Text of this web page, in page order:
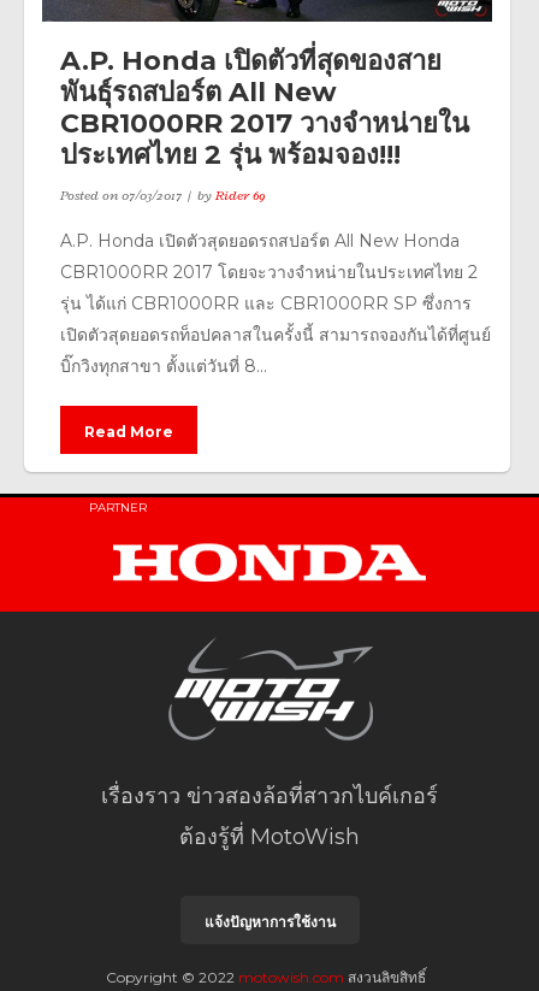
A.P. Honda เปิดตัวที่สุดของสาย
พันธุ์รถสปอร์ต All New
CBR1000RR 2017 วางจำหน่ายใน
ประเทศไทย 2 รุ่น พร้อมจอง!!!
Posted on07/03/2017 byRider 69
A.P. Honda เปิดตัวสุดยอดรถสปอร์ต All New Honda
CBR1000RR 2017 โดยจะวางจำหน่ายในประเทศไทย 2
รุ่น ได้แก่ CBR1000RR และ CBR1000RR SP ซึ่งการ
เปิดตัวสุดยอดรถท็อปคลาสในครั้งนี้ สามารถจองกันได้ที่ศูนย์
บิ๊กวิงทุกสาขา ตั้งแต่วันที่ 8...
Read More
PARTNER
เรื่องราว ข่าวสองล้อที่สาวกไบค์เกอร์
ต้องรู้ที่ MotoWish
แจ้งปัญหาการใช้งาน
Copyright © 2022 motowish.com สงวนลิขสิทธิ์